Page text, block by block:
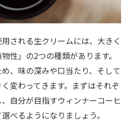
される生クリームには、大きく
性」の2つの種類があります。
、味の深みや口当たり、そして
変わってきます。まずはそれぞ
自分が目指すウィンナーコーヒ
べるようになりましょう。